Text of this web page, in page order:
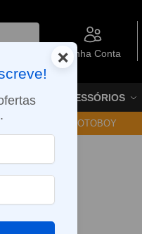
Minha Conta
ORAL ACESSÓRIOS
ATÉ 15:30 VIA MOTOBOY
×